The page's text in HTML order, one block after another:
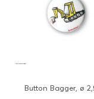
Button Bagger, ø